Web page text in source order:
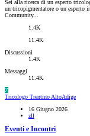
Sei alla ricerca di un esperto
un tricopigmentatore o un esperto
Community...
1.4K
11.4K
Discussioni
1.4K
Messaggi
11.4K
Z
Tricologo Trentino AltoAdige
16 Giugno 2026
zll
Eventi e Incontri